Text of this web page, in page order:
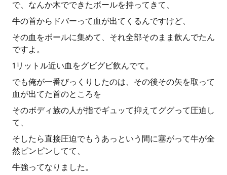
で、なんか木でできたボールを持ってきて、
牛の首からドバーって血が出てくるんですけど、
その血をボールに集めて、それ全部そのまま飲んでたん
ですよ。
1リットル近い血をグビグビ飲んでて。
でも俺が一番びっくりしたのは、その後その矢を取って
血が出てた首のところを
そのボディ族の人が指でギュッて抑えてググって圧迫し
て、
そしたら直接圧迫でもうあっという間に塞がって牛が全
然ピンピンしてて、
牛強ってなりました。